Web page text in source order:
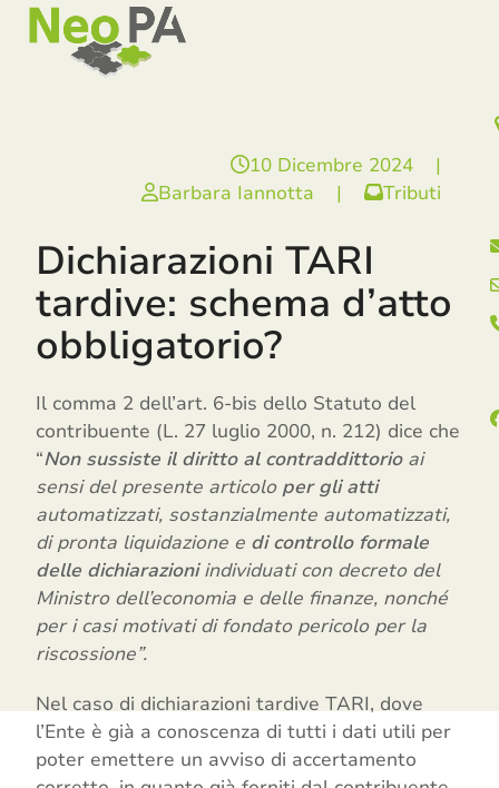
SkipOpen
mobile
menu
Close
mobile
menu
10 Dicembre 2024
|
Barbara Iannotta
| Tributi
Dichiarazioni TARI
tardive: schema d’atto
obbligatorio?
Il comma 2 dell’art. 6-bis dello Statuto del
contribuente (L. 27 luglio 2000, n. 212) dice che
“Non sussiste il diritto al contraddittorioai
sensi del presente articolo per gli atti
automatizzati, sostanzialmente automatizzati,
di pronta liquidazione e di controllo formale
delle dichiarazioniindividuati con decreto del
Ministro dell’economia e delle finanze, nonché
per i casi motivati di fondato pericolo per la
riscossione”.
Nel caso di dichiarazioni tardive TARI, dove
l’Ente è già a conoscenza di tutti i dati utili per
poter emettere un avviso di accertamento